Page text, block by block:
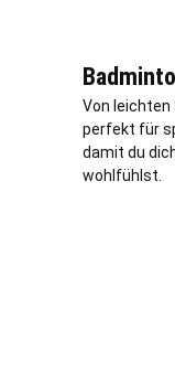
Von
perfekt für
damit du
wohlfühlst.